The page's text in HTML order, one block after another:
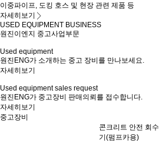
이중파이프, 도킹 호스 및 현장 관련 제품 등
자세히보기
USED EQUIPMENT BUSINESS
원진이엔지 중고사업부문
Used equipment
원진ENG가 소개하는 중고 장비를 만나보세요.
자세히보기
Used equipment sales request
원진ENG가 중고장비 판매의뢰를 접수합니다.
자세히보기
중고장비
콘크리트 안전 회수
기(펌프카용)